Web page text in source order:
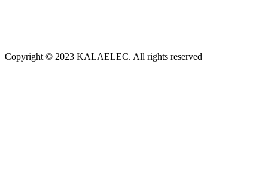
Copyright © 2023 KALAELEC. All rights reserved